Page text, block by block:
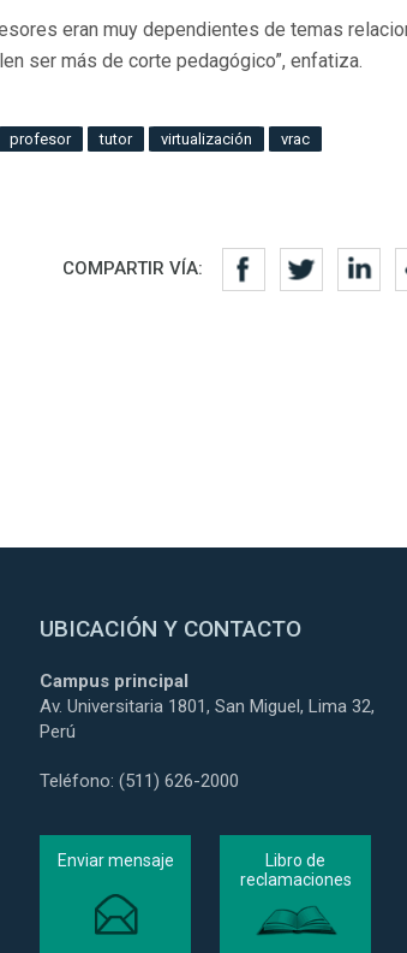
eran muy dependientes de temas
ser más de corte pedagógico”, enfatiza.
profesor tutor virtualización vrac
COMPARTIR VÍA:
UBICACIÓN Y CONTACTO
Campus principal
Av. Universitaria 1801, San Miguel, Lima 32,
Perú
Teléfono: (511) 626-2000
Enviar mensaje
Libro de
reclamaciones